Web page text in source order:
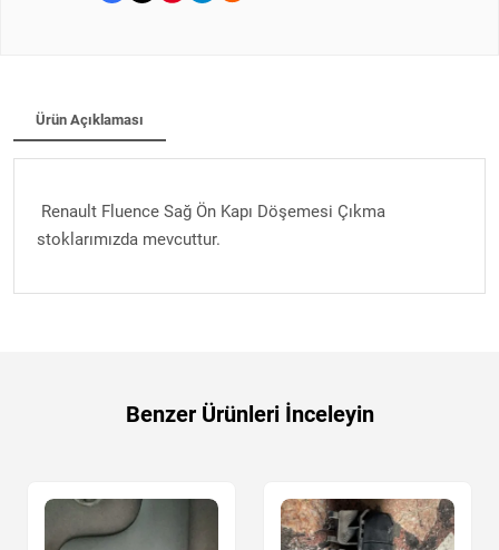
Ürün Açıklaması
Renault Fluence Sağ Ön Kapı Döşemesi Çıkma
stoklarımızda mevcuttur.
Benzer Ürünleri İnceleyin